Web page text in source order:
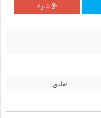
شارك
تعليق